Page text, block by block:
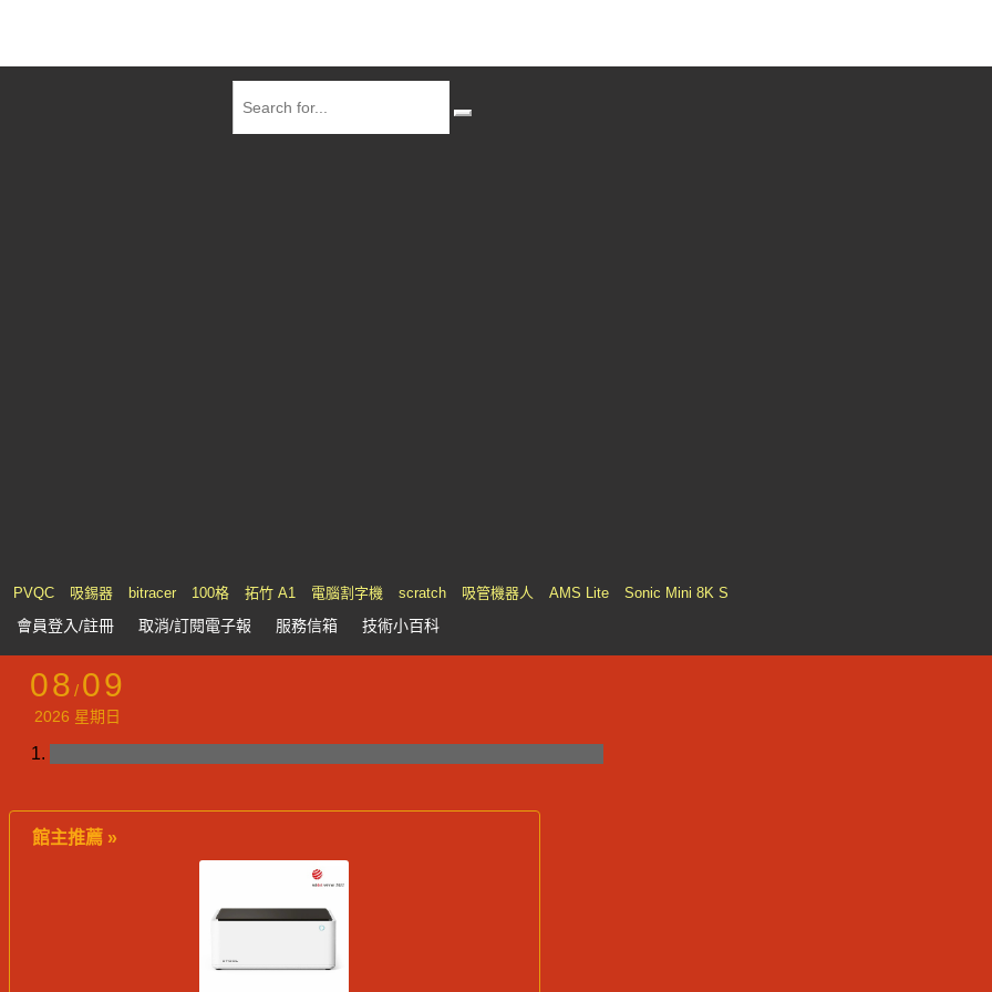
PVQC 吸錫器 bitracer 100格 拓竹 A1 電腦割字機 scratch 吸管機器人 AMS Lite Sonic Mini 8K S
會員登入/註冊 取消/訂閱電子報 服務信箱 技術小百科
08 / 09
2026 星期日
館主推薦 »